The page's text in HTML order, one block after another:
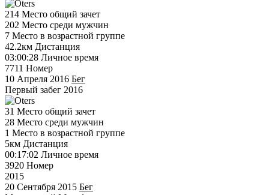
214 Место общий зачет
202 Место среди мужчин
7 Место в возрастной группе
42.2км Дистанция
03:00:28 Личное время
7711 Номер
10 Апреля 2016 Бег
Первый забег 2016
31 Место общий зачет
28 Место среди мужчин
1 Место в возрастной группе
5км Дистанция
00:17:02 Личное время
3920 Номер
2015
20 Сентября 2015 Бег